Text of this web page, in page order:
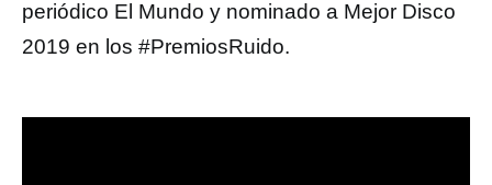
periódico El Mundo y nominado a Mejor Disco
2019 en los #PremiosRuido.